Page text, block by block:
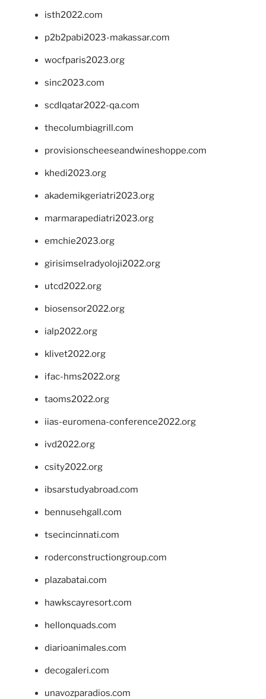
isth2022.com
p2b2pabi2023-makassar.com
wocfparis2023.org
sinc2023.com
scdlqatar2022-qa.com
thecolumbiagrill.com
provisionscheeseandwineshoppe.com
khedi2023.org
akademikgeriatri2023.org
marmarapediatri2023.org
emchie2023.org
girisimselradyoloji2022.org
utcd2022.org
biosensor2022.org
ialp2022.org
klivet2022.org
ifac-hms2022.org
taoms2022.org
iias-euromena-conference2022.org
ivd2022.org
csity2022.org
ibsarstudyabroad.com
bennusehgall.com
tsecincinnati.com
roderconstructiongroup.com
plazabatai.com
hawkscayresort.com
hellonquads.com
diarioanimales.com
decogaleri.com
unavozparadios.com